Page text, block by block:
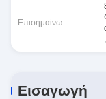
Επισημαίνω:
,
Εισαγωγή